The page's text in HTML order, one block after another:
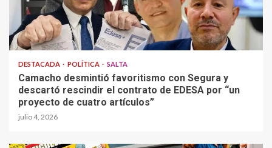
DESTACADA POLÍTICA SALTA
Camacho desmintió favoritismo con Segura y
descartó rescindir el contrato de EDESA por “un
proyecto de cuatro artículos”
julio 4, 2026